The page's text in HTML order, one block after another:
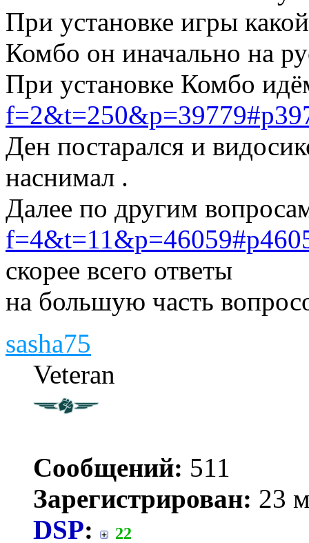
При установке игры
Комбо он иначально на
При установке Комбо
Ден постарался и
наснимал .
Далее по другим
скорее всего ответы
на большую часть
sasha75
Veteran
Сообщений: 511
Зарегистрирован: 23
DSP: 22